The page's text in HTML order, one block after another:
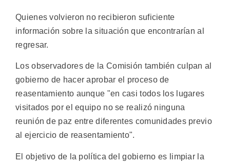
Quienes volvieron no recibieron suficiente
información sobre la situación que encontrarían al
regresar.
Los observadores de la Comisión también culpan al
gobierno de hacer aprobar el proceso de
reasentamiento aunque "en casi todos los lugares
visitados por el equipo no se realizó ninguna
reunión de paz entre diferentes comunidades previo
al ejercicio de reasentamiento".
El objetivo de la política del gobierno es limpiar la